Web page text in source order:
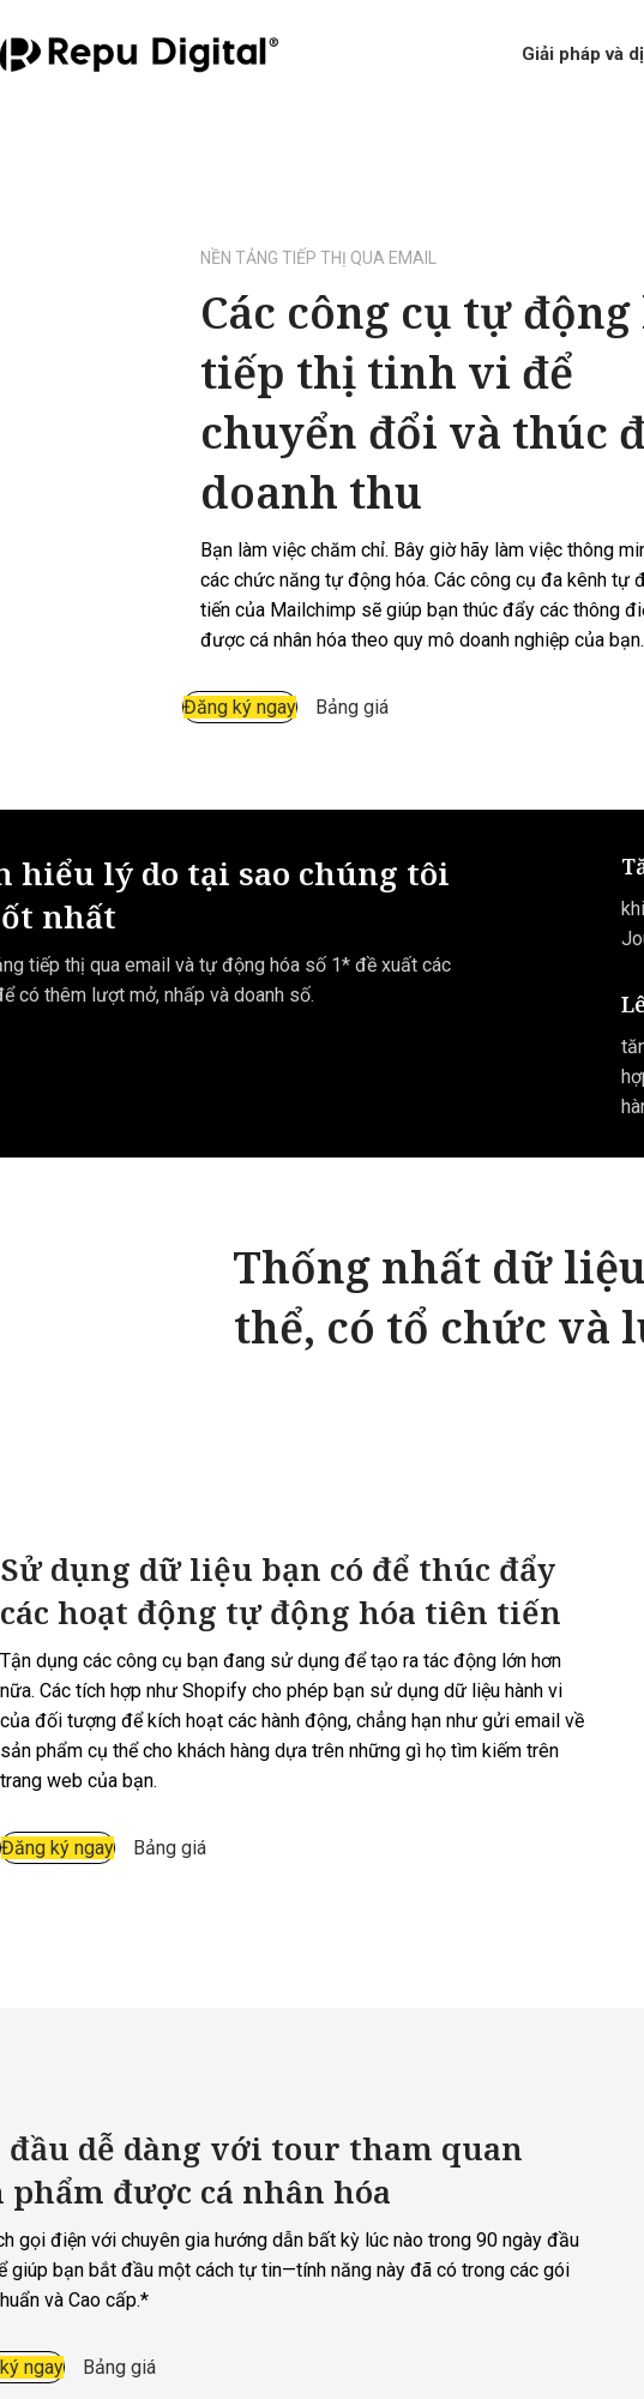
Giải pháp và
NỀN TẢNG TIẾP THỊ QUA EMAIL
Các công cụ tự động
tiếp thị tinh vi để
chuyển đổi và thúc
doanh thu
Bạn làm việc chăm chỉ. Bây giờ hãy làm việc thông
các chức năng tự động hóa. Các công cụ đa kênh tự
tiến của Mailchimp sẽ giúp bạn thúc đẩy các thông
được cá nhân hóa theo quy mô doanh nghiệp của bạn.
Đăng ký ngay Bảng giá
hiểu lý do tại sao chúng tôi
nhất
tiếp thị qua email và tự động hóa số 1* đề xuất các
có thêm lượt mở, nhấp và doanh số.
Thống nhất dữ
thể, có tổ chức và
Sử dụng dữ liệu bạn có để thúc đẩy
các hoạt động tự động hóa tiên tiến
Tận dụng các công cụ bạn đang sử dụng để tạo ra tác động lớn hơn
nữa. Các tích hợp như Shopify cho phép bạn sử dụng dữ liệu hành vi
của đối tượng để kích hoạt các hành động, chẳng hạn như gửi email về
sản phẩm cụ thể cho khách hàng dựa trên những gì họ tìm kiếm trên
trang web của bạn.
Đăng ký ngay Bảng giá
đầu dễ dàng với tour tham quan
phẩm được cá nhân hóa
gọi điện với chuyên gia hướng dẫn bất kỳ lúc nào trong 90 ngày đầu
giúp bạn bắt đầu một cách tự tin—tính năng này đã có trong các gói
và Cao cấp.*
ngay Bảng giá